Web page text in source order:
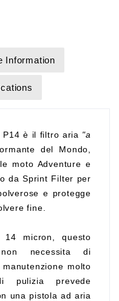
Information
è il filtro aria "a
del Mondo,
moto Adventure e
da Sprint Filter per
e protegge
fine.
micron, questo
necessita di
molto
pulizia prevede
una pistola ad aria